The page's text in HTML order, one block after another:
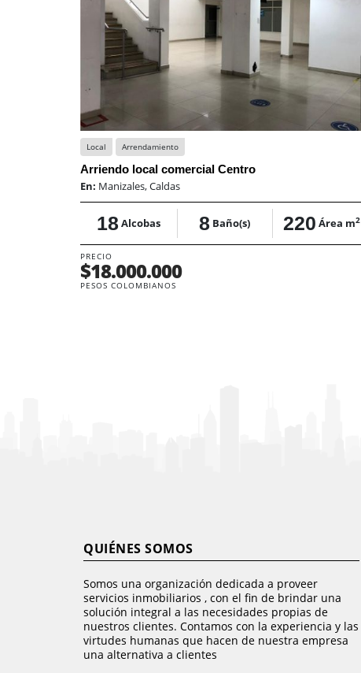
Local Arrendamiento
Arriendo local comercial Centro
En: Manizales, Caldas
18Alcobas 8 Baño(s) 220 Área m2
PRECIO
$18.000.000
PESOS COLOMBIANOS
QUIÉNES SOMOS
Somos una organización dedicada a proveer
servicios inmobiliarios , con el fin de brindar una
solución integral a las necesidades propias de
nuestros clientes. Contamos con la experiencia y las
virtudes humanas que hacen de nuestra empresa
una alternativa a clientes